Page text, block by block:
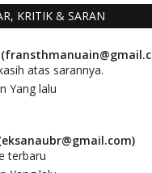
KRITIK & SARAN
atas sarannya.
Yang lalu
terbaru